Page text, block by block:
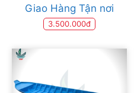
Giao Hàng Tận nơi
3.500.000đ